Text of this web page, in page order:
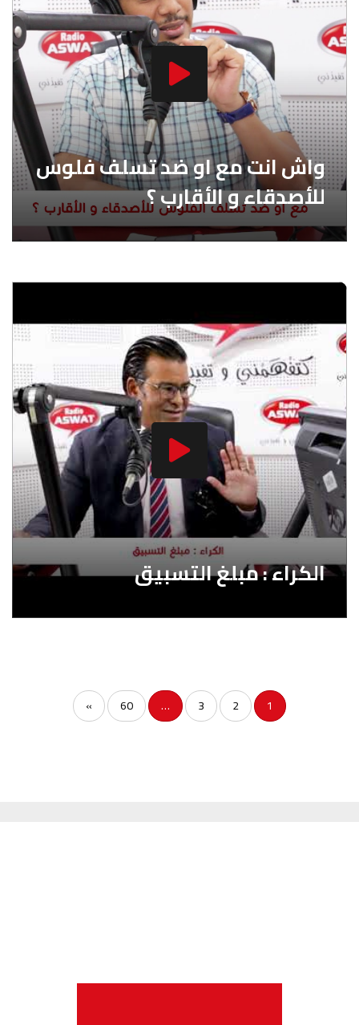
واش انت مع او ضد تسلف فلوس
للأصدقاء و الأقارب ؟‎
الكراء : مبلغ التسبيق
1
2
3
…
60
»